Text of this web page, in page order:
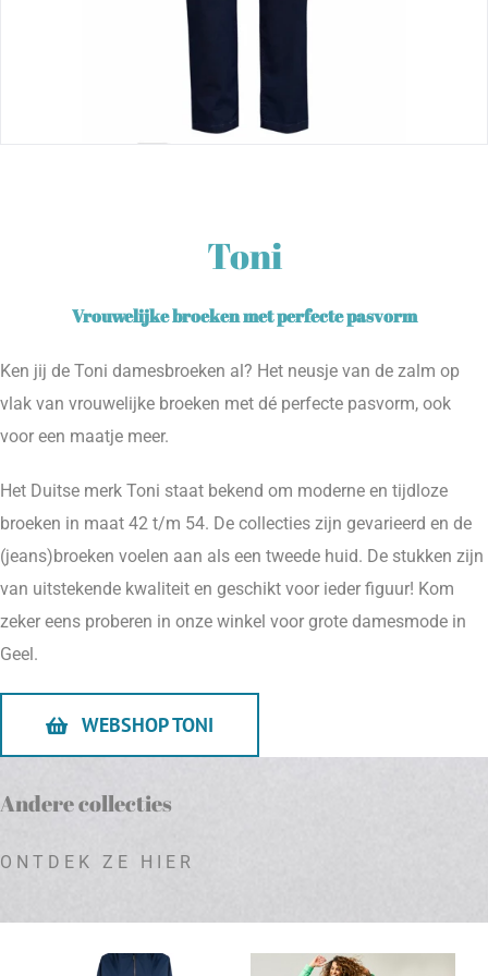
Toni
Vrouwelijke broeken met perfecte pasvorm
Ken jij de Toni damesbroeken al? Het neusje van de zalm op
vlak van vrouwelijke broeken met dé perfecte pasvorm, ook
voor een maatje meer.
Het Duitse merk Toni staat bekend om moderne en tijdloze
broeken in maat 42 t/m 54. De collecties zijn gevarieerd en de
(jeans)broeken voelen aan als een tweede huid. De stukken zijn
van uitstekende kwaliteit en geschikt voor ieder figuur! Kom
zeker eens proberen in onze winkel voor grote damesmode in
Geel.
WEBSHOP TONI
Andere collecties
ONTDEK ZE HIER